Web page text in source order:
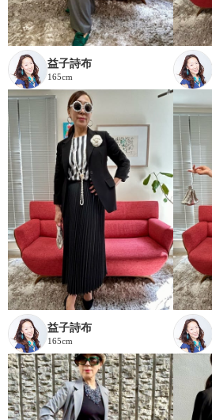
益子詩布
165cm
益子詩布
165cm